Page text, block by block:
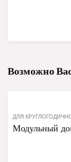
Возможно
ДЛЯ
Модульный